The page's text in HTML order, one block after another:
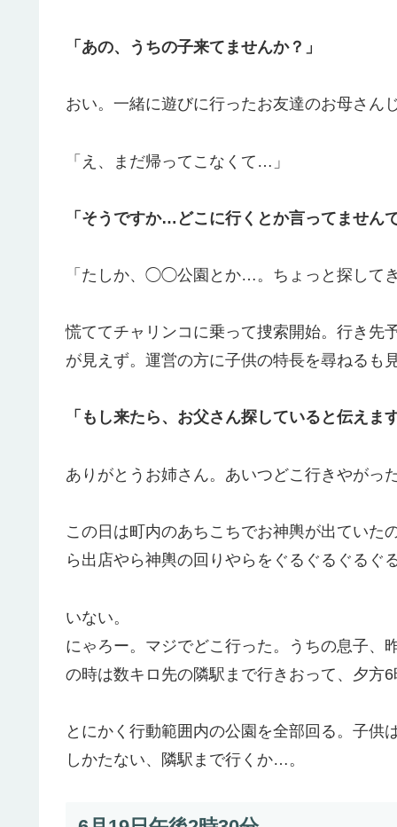
「あの、うちの子来てませんか？」
おい。一緒に遊びに行ったお友達のお母さん
「え、まだ帰ってこなくて…」
「そうですか…どこに行くとか言ってません
「たしか、◯◯公園とか…。ちょっと探して
慌ててチャリンコに乗って捜索開始。行き先
が見えず。運営の方に子供の特長を尋ねるも
「もし来たら、お父さん探していると伝えま
ありがとうお姉さん。あいつどこ行きやがっ
この日は町内のあちこちでお神輿が出ていた
ら出店やら神輿の回りやらをぐるぐるぐるぐ
いない。
にゃろー。マジでどこ行った。うちの息子、
の時は数キロ先の隣駅まで行きおって、夕方
とにかく行動範囲内の公園を全部回る。子供
しかたない、隣駅まで行くか…。